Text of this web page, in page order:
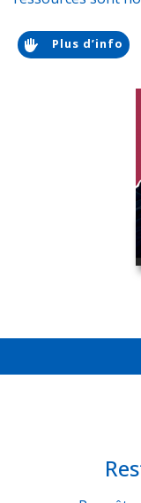
Plus d’info